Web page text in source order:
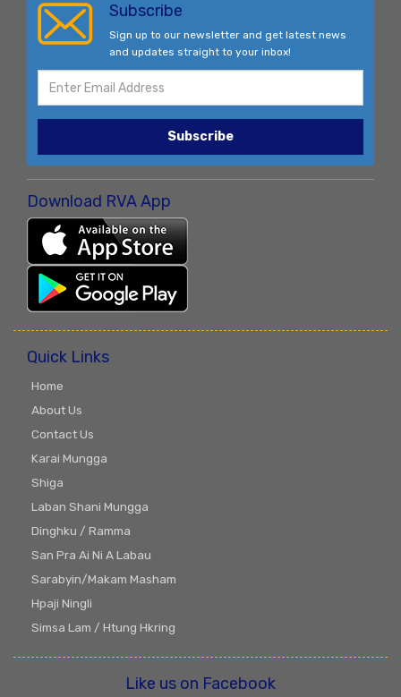
Subscribe
Sign up to our newsletter and get latest news
and updates straight to your inbox!
Subscribe
Download RVA App
Quick Links
Home
About Us
Contact Us
Karai Mungga
Shiga
Laban Shani Mungga
Dinghku / Ramma
San Pra Ai Ni A Labau
Sarabyin/Makam Masham
Hpaji Ningli
Simsa Lam / Htung Hkring
Like us on Facebook